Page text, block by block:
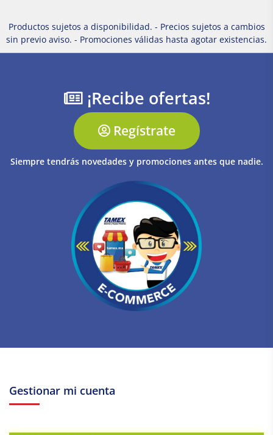
Productos sujetos a disponibilidad. - Precios sujetos a cambios
sin previo aviso. - Promociones válidas hasta agotar existencias.
¡Recibe ofertas!
Regístrate
Siempre tendrás novedades y promociones antes que nadie.
Gestionar mi cuenta